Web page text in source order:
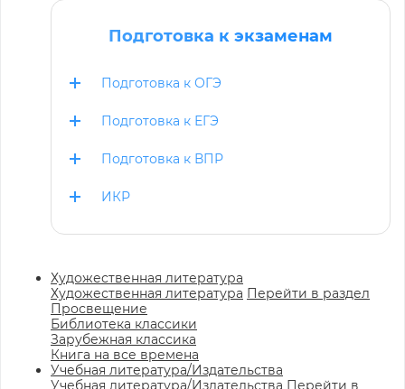
Подготовка к экзаменам
Подготовка к ОГЭ
Подготовка к ЕГЭ
Подготовка к ВПР
ИКР
Художественная литература
Художественная литература Перейти в раздел
Просвещение
Библиотека классики
Зарубежная классика
Книга на все времена
Учебная литература/Издательства
Учебная литература/Издательства Перейти в